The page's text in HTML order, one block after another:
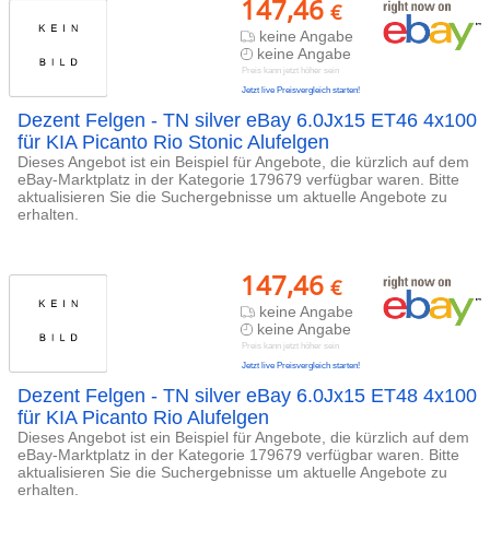
147,46 €
keine Angabe
keine Angabe
Preis kann jetzt höher sein
Jetzt live Preisvergleich starten!
Dezent Felgen - TN silver eBay 6.0Jx15 ET46 4x100
für KIA Picanto Rio Stonic Alufelgen
Dieses Angebot ist ein Beispiel für Angebote, die kürzlich auf dem
eBay-Marktplatz in der Kategorie 179679 verfügbar waren. Bitte
aktualisieren Sie die Suchergebnisse um aktuelle Angebote zu
erhalten.
147,46 €
keine Angabe
keine Angabe
Preis kann jetzt höher sein
Jetzt live Preisvergleich starten!
Dezent Felgen - TN silver eBay 6.0Jx15 ET48 4x100
für KIA Picanto Rio Alufelgen
Dieses Angebot ist ein Beispiel für Angebote, die kürzlich auf dem
eBay-Marktplatz in der Kategorie 179679 verfügbar waren. Bitte
aktualisieren Sie die Suchergebnisse um aktuelle Angebote zu
erhalten.